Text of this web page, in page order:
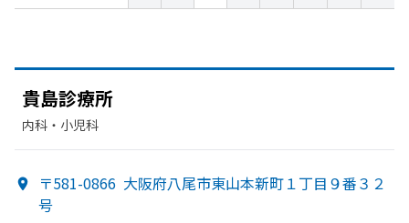
貴島診療所
内科・​小児科
〒581-0866 大阪府八尾市東山本新町１丁目９番３２
号